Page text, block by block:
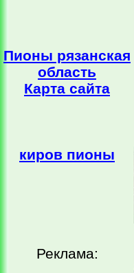
Пионы рязанская
область
Карта сайта
киров пионы
Реклама: